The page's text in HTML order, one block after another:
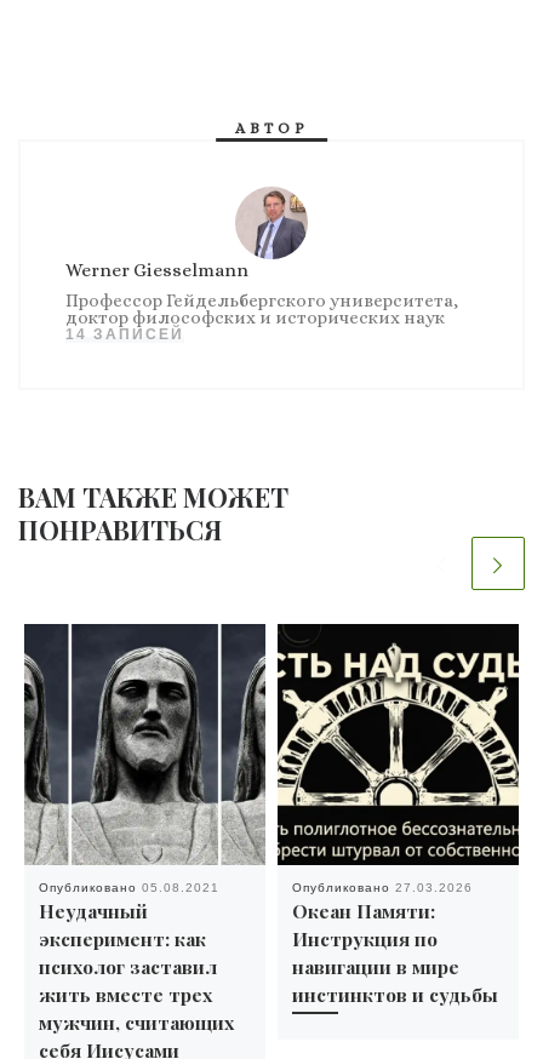
АВТОР
Werner Giesselmann
Профессор Гейдельбергского университета,
доктор философских и исторических наук
14 ЗАПИСЕЙ
ВАМ ТАКЖЕ МОЖЕТ
ПОНРАВИТЬСЯ
Опубликовано 05.08.2021
Неудачный
эксперимент: как
психолог заставил
жить вместе трех
мужчин, считающих
себя Иисусами
Опубликовано 27.03.2026
Океан Памяти:
Инструкция по
навигации в мире
инстинктов и судьбы